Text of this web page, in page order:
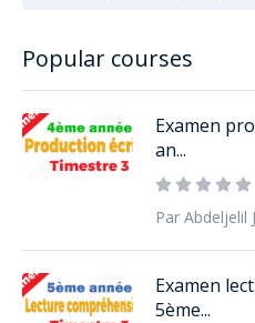
Popular courses
Examen
an...
Par Abdeljelil
Examen
5ème...